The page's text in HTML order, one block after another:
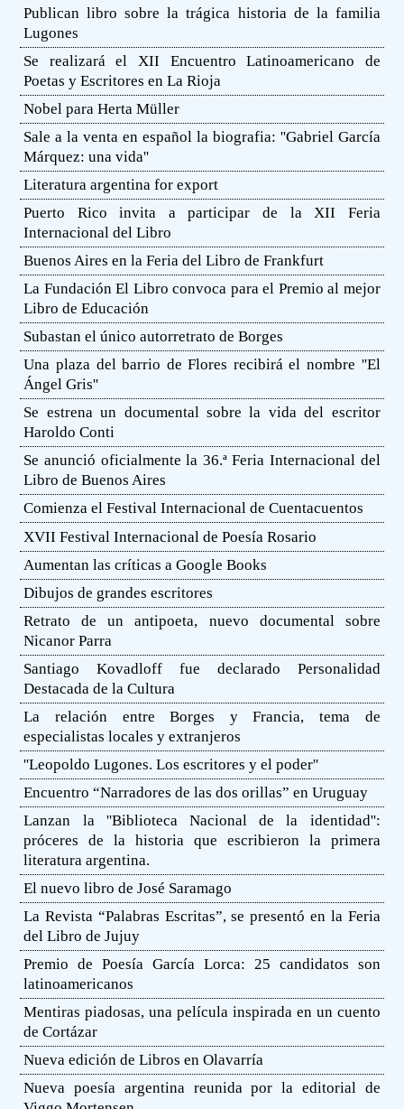
Publican libro sobre la trágica historia de la familia
Lugones
Se realizará el XII Encuentro Latinoamericano de
Poetas y Escritores en La Rioja
Nobel para Herta Müller
Sale a la venta en español la biografia: ''Gabriel García
Márquez: una vida''
Literatura argentina for export
Puerto Rico invita a participar de la XII Feria
Internacional del Libro
Buenos Aires en la Feria del Libro de Frankfurt
La Fundación El Libro convoca para el Premio al mejor
Libro de Educación
Subastan el único autorretrato de Borges
Una plaza del barrio de Flores recibirá el nombre ''El
Ángel Gris''
Se estrena un documental sobre la vida del escritor
Haroldo Conti
Se anunció oficialmente la 36.ª Feria Internacional del
Libro de Buenos Aires
Comienza el Festival Internacional de Cuentacuentos
XVII Festival Internacional de Poesía Rosario
Aumentan las críticas a Google Books
Dibujos de grandes escritores
Retrato de un antipoeta, nuevo documental sobre
Nicanor Parra
Santiago Kovadloff fue declarado Personalidad
Destacada de la Cultura
La relación entre Borges y Francia, tema de
especialistas locales y extranjeros
''Leopoldo Lugones. Los escritores y el poder''
Encuentro “Narradores de las dos orillas” en Uruguay
Lanzan la ''Biblioteca Nacional de la identidad'':
próceres de la historia que escribieron la primera
literatura argentina.
El nuevo libro de José Saramago
La Revista “Palabras Escritas”, se presentó en la Feria
del Libro de Jujuy
Premio de Poesía García Lorca: 25 candidatos son
latinoamericanos
Mentiras piadosas, una película inspirada en un cuento
de Cortázar
Nueva edición de Libros en Olavarría
Nueva poesía argentina reunida por la editorial de